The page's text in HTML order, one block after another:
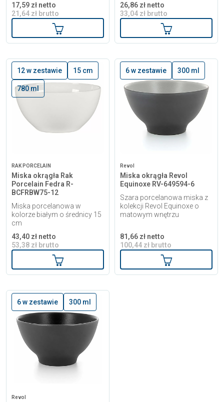
17,59 zł netto
21,64 zł brutto
Dodaj do koszyka
26,86 zł netto
33,04 zł brutto
Dodaj do
12 w zestawie 15 cm
780 ml
RAK PORCELAIN
Miska okrągła Rak
Porcelain Fedra R-
BCFRBW75-12
Miska porcelanowa w
kolorze białym o średnicy 15
cm
43,40 zł netto
53,38 zł brutto
Dodaj do koszyka
6 w zestawie 300 ml
Revol
Miska okrągła Revol
Equinoxe RV-649594-6
Szara porcelanowa miska z
kolekcji Revol Equinoxe o
matowym wnętrzu
81,66 zł netto
100,44 zł brutto
Dodaj do
6 w zestawie 300 ml
Revol